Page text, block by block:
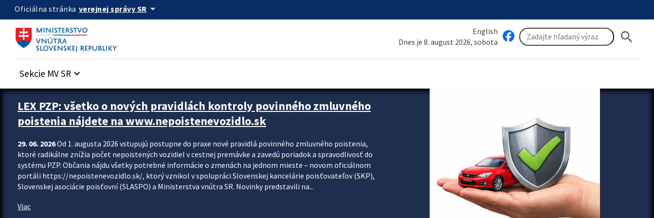
Preskocit na hlavný obsah
Oficiálna stránka verejnej správy SR arrow_drop_down
English
Dnes je 8. august 2026, sobota
search
Sekcie MV SR keyboard_arrow_down
Zastavit automatický posun upútavok
LEX PZP: všetko o nových pravidlách kontroly povinného zmluvného
poistenia nájdete na www.nepoistenevozidlo.sk
29. 06. 2026Od 1. augusta 2026 vstupujú postupne do praxe nové pravidlá povinného zmluvného poistenia,
ktoré radikálne znížia počet nepoistených vozidiel v cestnej premávke a zavedú poriadok a spravodlivosť do
systému PZP. Občania nájdu všetky potrebné informácie o zmenách na jednom mieste – novom oficiálnom
portáli https://nepoistenevozidlo.sk/, ktorý vznikol v spolupráci Slovenskej kancelárie poisťovateľov (SKP),
Slovenskej asociácie poisťovní (SLASPO) a Ministerstva vnútra SR. Novinky predstavili na...
Viac